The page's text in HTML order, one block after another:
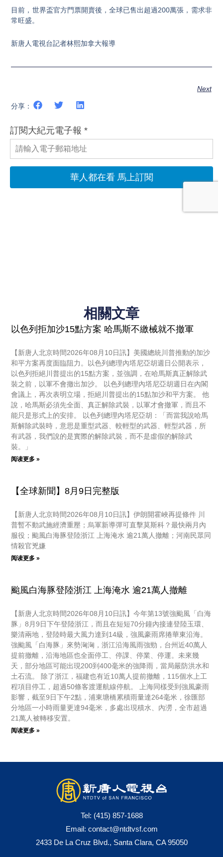
目前，世界盃官方門票開賣後，全球已售出超過200萬張，需求非
常旺盛。
新唐人電視台記者林熙加拿大報導
Next
分享：
相關文章
以色列拒加沙15點方案 哈馬斯不繳械就不撤軍
【新唐人北京時間2026年08月10日訊】美國總統川普推動的加沙
和平方案再度面臨阻力。以色列總理內塔尼亞胡週日公開表示，
以色列拒絕川普提出的15點方案，並強調，在哈馬斯真正解除武
裝之前，以軍不會撤出加沙。 以色列總理內塔尼亞胡週日在內閣
會議上，再次表明立場，拒絕川普提出的15點加沙和平方案。 他
說，哈馬斯必須先全面、真正解除武裝，以軍才會撤軍，而且不
能只是形式上的安排。 以色列總理內塔尼亞胡：「而當我說哈馬
斯解除武裝時，意思是重型武器、較輕型的武器、輕型武器，所
有武器，我們說的是實際的解除武裝，而不是虛假的解除武
裝。」
阅读更多 »
【全球新聞】8月9日完整版
【新唐人北京時間2026年08月10日訊】伊朗開霍峽再提條件 川
普暫不動武施經濟重壓；烏軍新導彈可直擊莫斯科？最快兩月內
服役；颱風白海豚登陸浙江 上海淹水 逾21萬人撤離；河南民眾同
情殺官兇嫌
阅读更多 »
颱風白海豚登陸浙江 上海淹水 逾21萬人撤離
【新唐人北京時間2026年08月10日訊】今年第13號強颱風「白海
豚」8月9日下午登陸浙江，而且在短短70分鐘內接連登陸玉環、
樂清兩地，登陸時最大風力達到14級，強風豪雨席捲華東沿海。
強颱風「白海豚」來勢洶洶，浙江沿海風雨強勁，台州近40萬人
提前撤離，沿海地區也全面停工、停課、停業、停運。未來幾
天，部分地區可能出現200到400毫米的強降雨，當局嚴防洪水和
土石流。 除了浙江，福建也有近10萬人提前撤離，115個水上工
程項目停工，超過50條客渡運航線停航。 上海同樣受到強風豪雨
影響，截至9日下午2點，浦東塘橋累積雨量達264毫米，徐匯部
分地區一小時雨量更達94毫米，多處出現積水、內澇，全市超過
21萬人被轉移安置。
阅读更多 »
Tel: (415) 857-1688
Email: contact@ntdtvsf.com
2433 De La Cruz Blvd., Santa Clara, CA 95050